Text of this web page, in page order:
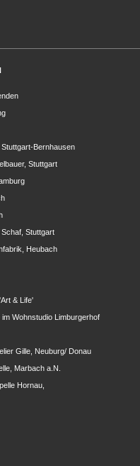
Bernhausen
Stuttgart
Stuttgart
Heubach
& Life'
Wohnstudio Limburgerhof
Gille, Neuburg/ Donau
Marbach a.N.
Hornau,